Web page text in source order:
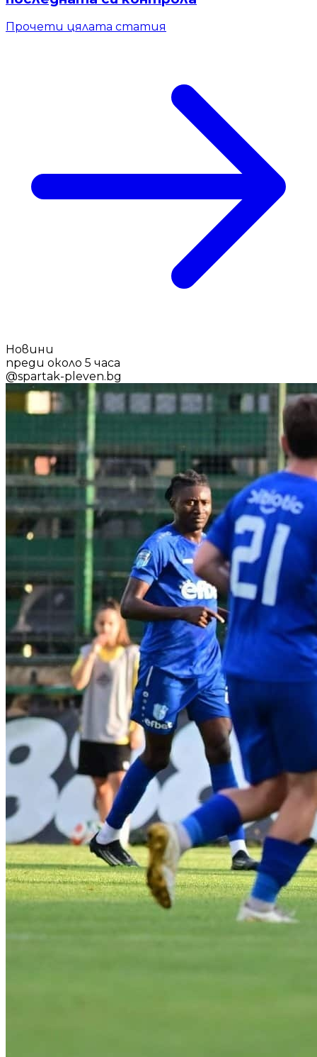
Прочети цялата статия
Новини
преди около 5 часа
@spartak-pleven.bg